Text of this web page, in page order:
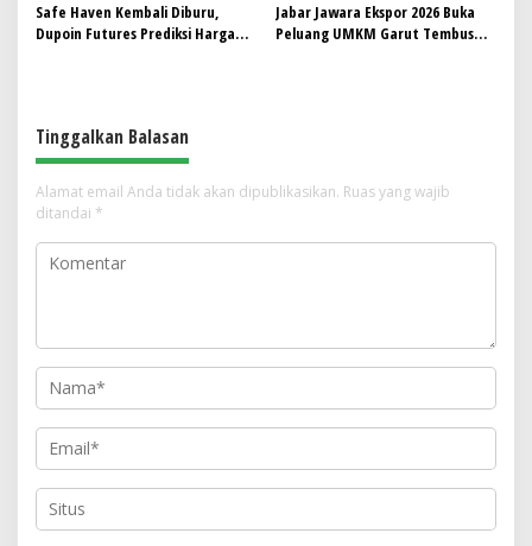
Safe Haven Kembali Diburu,
Dupoin Futures Prediksi Harga
Jabar Jawara Ekspor 2026 Buka
Peluang UMKM Garut Tembus
Tinggalkan Balasan
Alamat email Anda tidak akan dipublikasikan. Ruas yang wajib
ditandai *